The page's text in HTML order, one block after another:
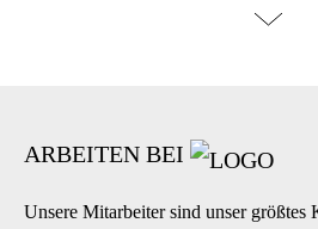
ARBEITEN BEI
Unsere Mitarbeiter sind unser größtes